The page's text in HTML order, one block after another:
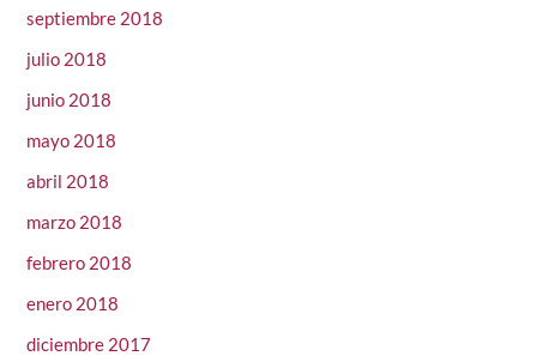
septiembre 2018
julio 2018
junio 2018
mayo 2018
abril 2018
marzo 2018
febrero 2018
enero 2018
diciembre 2017